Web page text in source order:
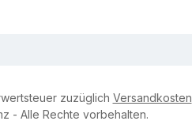
zuzüglich Versandkosten
- Alle Rechte vorbehalten.